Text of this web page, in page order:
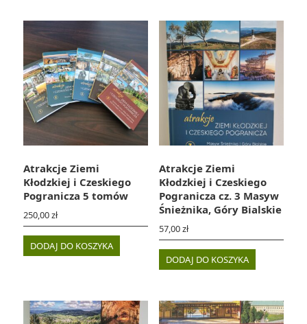
Atrakcje Ziemi
Kłodzkiej i Czeskiego
Pogranicza 5 tomów
250,00zł
DODAJ DO KOSZYKA
Atrakcje Ziemi
Kłodzkiej i Czeskiego
Pogranicza cz. 3 Masyw
Śnieżnika, Góry Bialskie
57,00zł
DODAJ DO KOSZYKA